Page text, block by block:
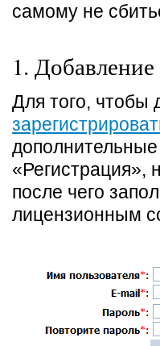
самому не
1.
Для того, чтобы
«Регистрация»,
после чего
лицензионным